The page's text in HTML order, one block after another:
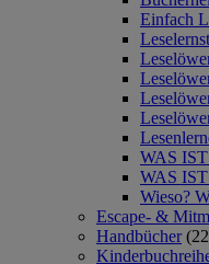
Einfach
WAS IST
WAS IST
Wieso?
Escape- &
Handbücher